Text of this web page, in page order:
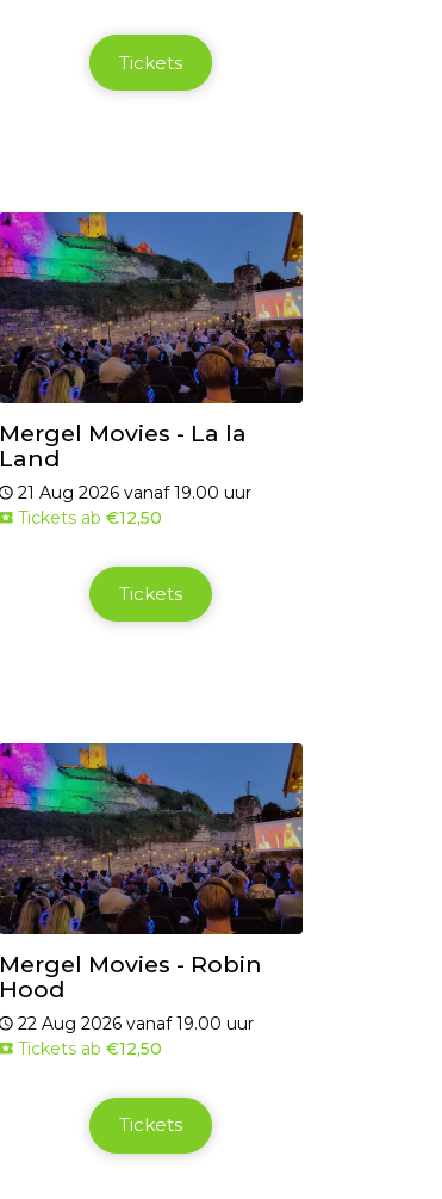
Tickets
Mergel Movies - La la
Land
21 Aug 2026 vanaf 19.00 uur
Tickets ab €12,50
Tickets
Mergel Movies - Robin
Hood
22 Aug 2026 vanaf 19.00 uur
Tickets ab €12,50
Tickets